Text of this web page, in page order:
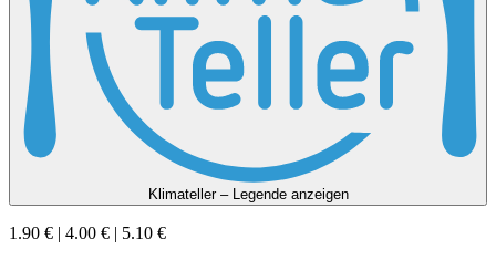
Klimateller – Legende anzeigen
1.90 € | 4.00 € | 5.10 €